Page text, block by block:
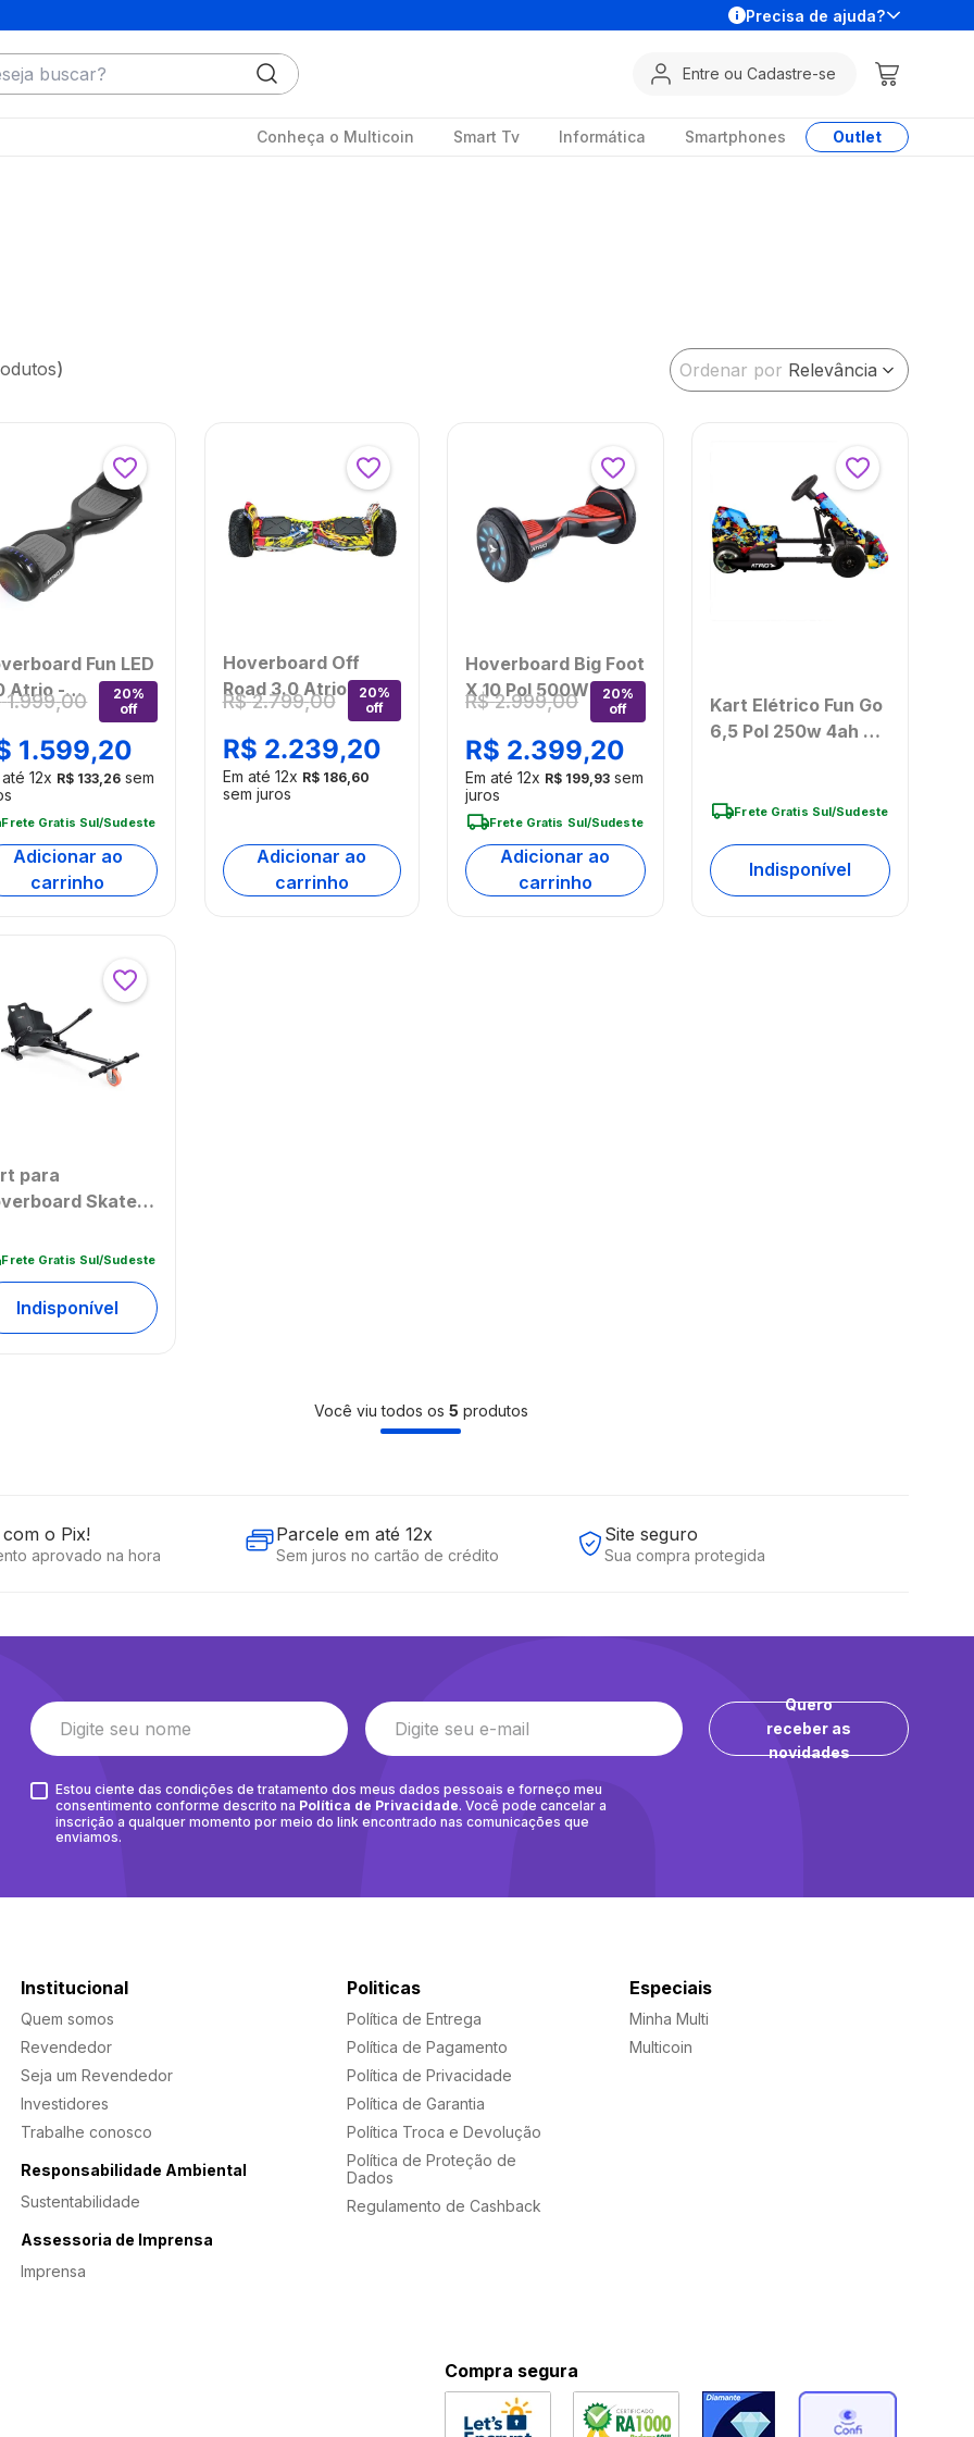
Precisa de ajuda?
buscar?
Entre ou Cadastre-se
Conheça o Multicoin Smart Tv Informática Smartphones Outlet
Ordenar por Relevância
Fun LED
Atrio -
1.999,00
20%
off
1.599,20
até12x R$ 133 26 sem
Frete Gratis Sul/Sudeste
Adicionar ao
carrinho
Hoverboard Off
Road 3.0 Atrio -
VM003OUT
[Reembalado]
R$ 2.799,00
20%
off
R$ 2.239,20
Em até 12x R$ 186,60
sem juros
Adicionar ao
carrinho
Hoverboard Big Foot
X 10 Pol 500W 4AH
36V 10 Km/h - Atrio -
ES413OUT
[Reembalado]
R$ 2.999,00
20%
off
R$ 2.399,20
Em até12x R$ 199 93 sem
juros
Frete Gratis Sul/Sudeste
Adicionar ao
carrinho
Kart Elétrico Fun Go
6,5 Pol 250w 4ah 8-
[Remanufaturado]
Frete Gratis Sul/Sudeste
Indisponível
para
Skate
Pol Até 10 Pol
até 120Kg
- ES211OUT
Frete Gratis Sul/Sudeste
Indisponível
Você viu todos os 5 produtos
o Pix!
aprovado na hora
Parcele em até 12x
Sem juros no cartão de crédito
Site seguro
Sua compra protegida
Quero
receber as
novidades
Estou ciente das condições de tratamento dos meus dados pessoais e forneço meu
consentimento conforme descrito na Política de Privacidade. Você pode cancelar a
inscrição a qualquer momento por meio do link encontrado nas comunicações que
enviamos.
Institucional
Quem somos
Revendedor
Seja um Revendedor
Investidores
Trabalhe conosco
Responsabilidade Ambiental
Sustentabilidade
Assessoria de Imprensa
Imprensa
Politicas
Política de Entrega
Política de Pagamento
Política de Privacidade
Política de Garantia
Política Troca e Devolução
Política de Proteção de
Dados
Regulamento de Cashback
Especiais
Minha Multi
Multicoin
Compra segura